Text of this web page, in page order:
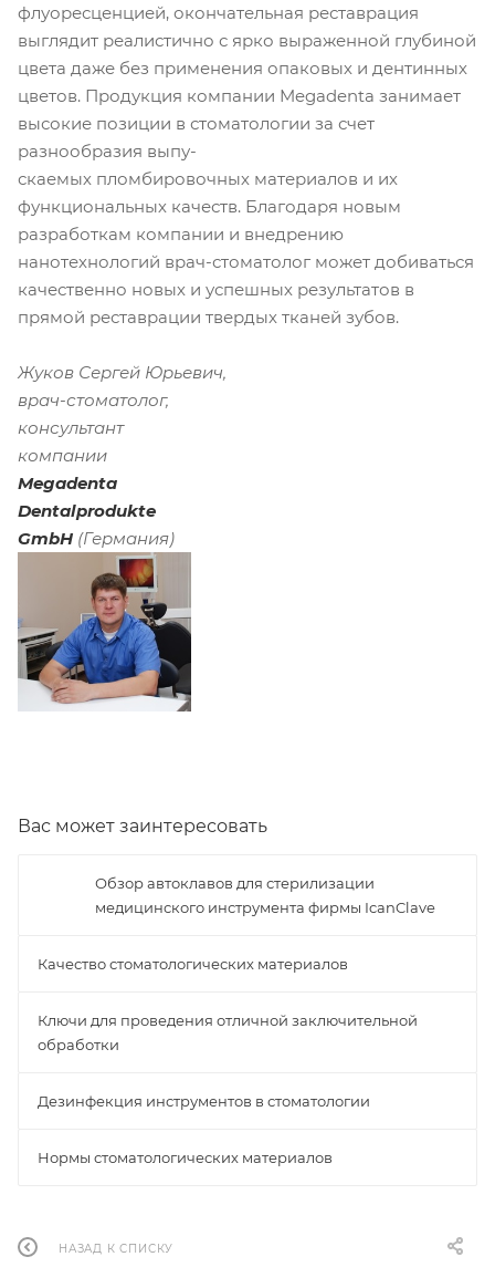
флуоресценцией, окончательная реставрация
выглядит реалистично с ярко выраженной глубиной
цвета даже без применения опаковых и дентинных
цветов. Продукция компании Megadenta занимает
высокие позиции в стоматологии за счет
разнообразия выпу-
скаемых пломбировочных материалов и их
функциональных качеств. Благодаря новым
разработкам компании и внедрению
нанотехнологий врач-стоматолог может добиваться
качественно новых и успешных результатов в
прямой реставрации твердых тканей зубов.
Жуков Сергей Юрьевич,
врач-стоматолог,
консультант
компании
Megadenta
Dentalprodukte
GmbH (Германия)
Вас может заинтересовать
Обзор автоклавов для стерилизации
медицинского инструмента фирмы IcanClave
Качество стоматологических материалов
Ключи для проведения отличной заключительной
обработки
Дезинфекция инструментов в стоматологии
Нормы стоматологических материалов
НАЗАД К СПИСКУ